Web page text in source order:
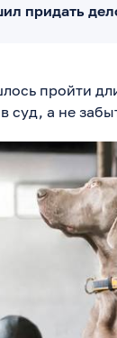
придать
пройти
суд, а не